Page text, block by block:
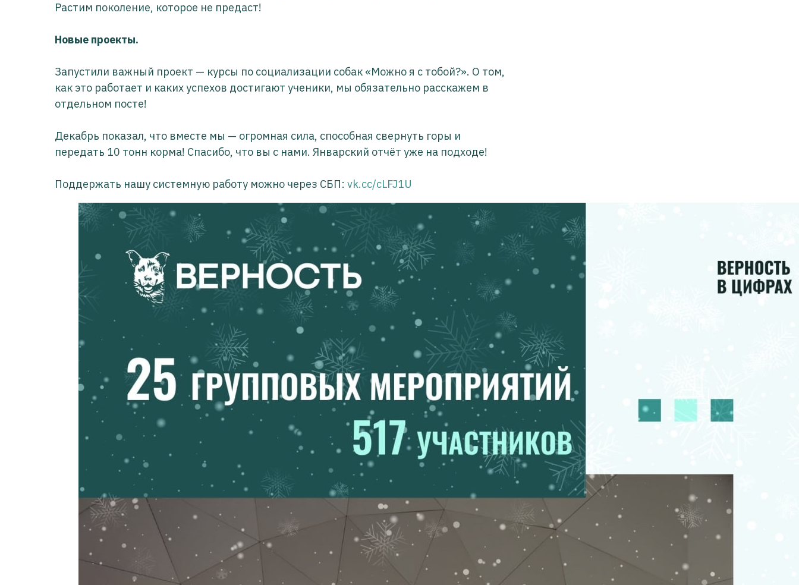
Растим поколение, которое не предаст!
Новые проекты.
Запустили важный проект — курсы по социализации собак «Можно я с тобой?». О том,
как это работает и каких успехов достигают ученики, мы обязательно расскажем в
отдельном посте!
Декабрь показал, что вместе мы — огромная сила, способная свернуть горы и
передать 10 тонн корма! Спасибо, что вы с нами. Январский отчёт уже на подходе!
Поддержать нашу системную работу можно через СБП: vk.cc/cLFJ1U